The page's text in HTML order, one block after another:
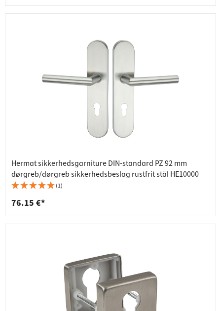
Hermat sikkerhedsgarniture DIN-standard PZ 92 mm
dørgreb/dørgreb sikkerhedsbeslag rustfrit stål HE10000
(1)
76.15 €*